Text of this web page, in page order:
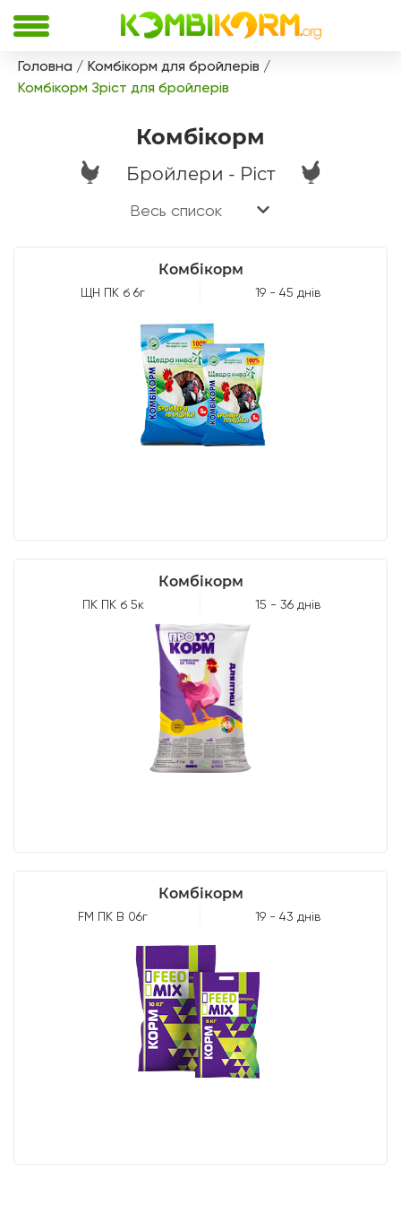
Головна
Комбікорм для бройлерів
Комбікорм Зріст для бройлерів
Комбікорм
Бройлери - Ріст
Весь список
Комбікорм
ЩН ПК б 6г 19 - 45 днів
Комбікорм
ПК ПК б 5к 15 - 36 днів
Комбікорм
FМ ПК B 06г 19 - 43 днів